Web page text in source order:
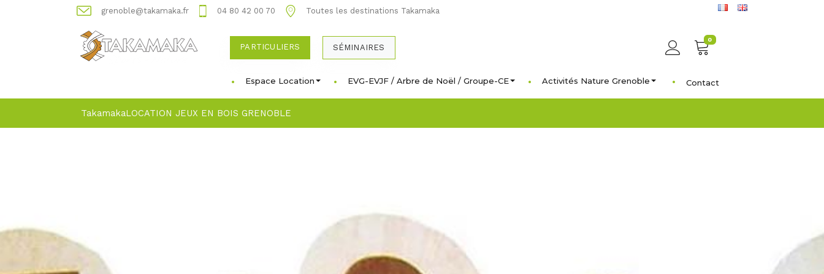
grenoble@takamaka.fr 04 80 42 00 70 Toutes les destinations Takamaka
PARTICULIERS SÉMINAIRES
0
Espace Location EVG-EVJF / Arbre de Noël / Groupe-CE Activités Nature Grenoble Contact
TakamakaLOCATION JEUX EN BOIS GRENOBLE